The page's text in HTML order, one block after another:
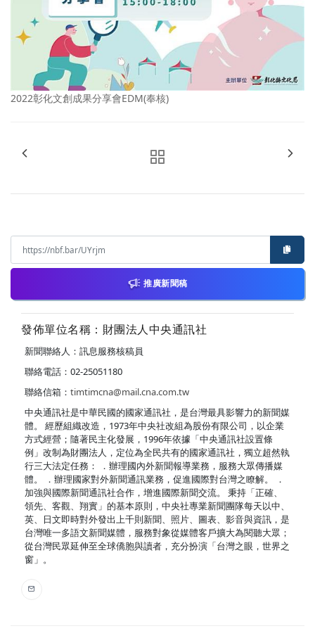
2022彰化文創成果分享會EDM(奉核)
推廣新聞稿
發佈單位名稱：財團法人中央通訊社
新聞聯絡人：訊息服務核稿員
聯絡電話：02-25051180
聯絡信箱： timtimcna@mail.cna.com.tw
中央通訊社是中華民國的國家通訊社，是台灣最具影響力的新聞媒
體。 經歷組織改造，1973年中央社改組為股份有限公司，以企業
方式經營；隨著民主化發展，1996年依據「中央通訊社設置條
例」改制為財團法人，定位為全民共有的國家通訊社，獨立超然執
行三大法定任務： ．辦理國內外新聞報導業務，服務大眾傳播媒
體。 ．辦理國家對外新聞通訊業務，促進國際對台灣之瞭解。 ．
加強與國際新聞通訊社合作，增進國際新聞交流。 秉持「正確、
領先、客觀、翔實」的基本原則，中央社專業新聞團隊每天以中、
英、日文即時對外發出上千則新聞、照片、圖表、影音與資訊，是
台灣唯一多語文新聞媒體，服務對象從媒體客戶擴大為閱聽大眾；
從台灣民眾延伸至全球僑胞與讀者，充分扮演「台灣之眼，世界之
窗」。